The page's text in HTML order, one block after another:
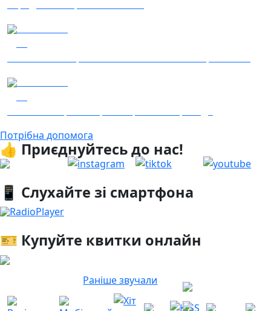
Раніше звучали
Потрібна допомога
👍 Приєднуйтесь до нас!
📱 Слухайте зі смартфона
RadioPlayer
🎫 Купуйте квитки онлайн